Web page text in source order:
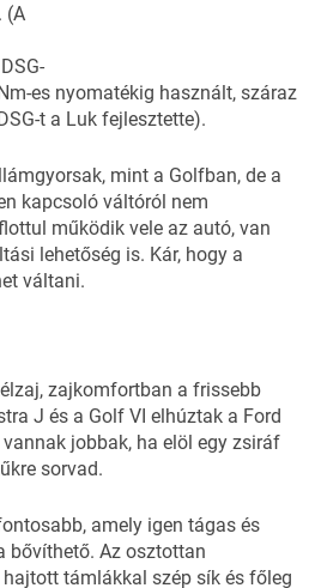
(A
es nyomatékig használt, száraz
t a Luk fejlesztette).
mint a Golfban, de a
kapcsoló váltóról nem
működik vele az autó, van
lehetőség is. Kár, hogy a
váltani.
zajkomfortban a frissebb
J és a Golf VI elhúztak a Ford
jobbak, ha elöl egy zsiráf
sorvad.
amely igen tágas és
bővíthető. Az osztottan
támlákkal szép sík és főleg